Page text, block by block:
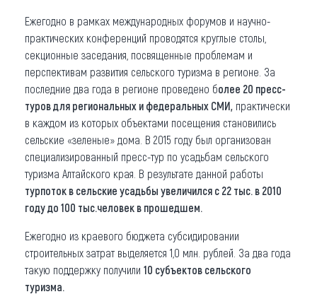
Ежегодно в рамках международных форумов и научно-
практических конференций проводятся круглые столы,
секционные заседания, посвященные проблемам и
перспективам развития сельского туризма в регионе. За
последние два года в регионе проведено более 20 пресс-
туров для региональных и федеральных СМИ, практически
в каждом из которых объектами посещения становились
сельские «зеленые» дома. В 2015 году был организован
специализированный пресс-тур по усадьбам сельского
туризма Алтайского края. В результате данной работы
турпоток в сельские усадьбы увеличился с 22 тыс. в 2010
году до 100 тыс.человек в прошедшем.
Ежегодно из краевого бюджета субсидировании
строительных затрат выделяется 1,0 млн. рублей. За два года
такую поддержку получили 10 субъектов сельского
туризма.